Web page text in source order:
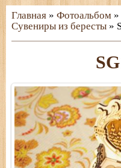
Главная » Фотоальбом »
Сувениры из бересты »